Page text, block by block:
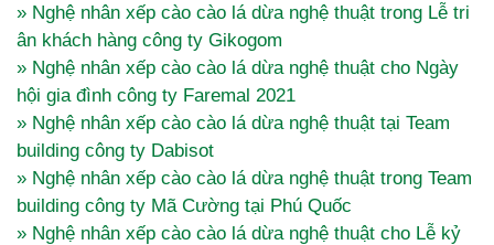
» Nghệ nhân xếp cào cào lá dừa nghệ thuật trong Lễ tri
ân khách hàng công ty Gikogom
» Nghệ nhân xếp cào cào lá dừa nghệ thuật cho Ngày
hội gia đình công ty Faremal 2021
» Nghệ nhân xếp cào cào lá dừa nghệ thuật tại Team
building công ty Dabisot
» Nghệ nhân xếp cào cào lá dừa nghệ thuật trong Team
building công ty Mã Cường tại Phú Quốc
» Nghệ nhân xếp cào cào lá dừa nghệ thuật cho Lễ kỷ